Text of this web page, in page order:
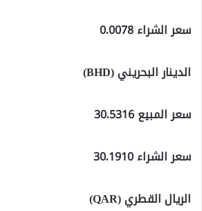
سعر الشراء 0.0078
الدينار البحريني (BHD)
سعر المبيع 30.5316
سعر الشراء 30.1910
الريال القطري (QAR)